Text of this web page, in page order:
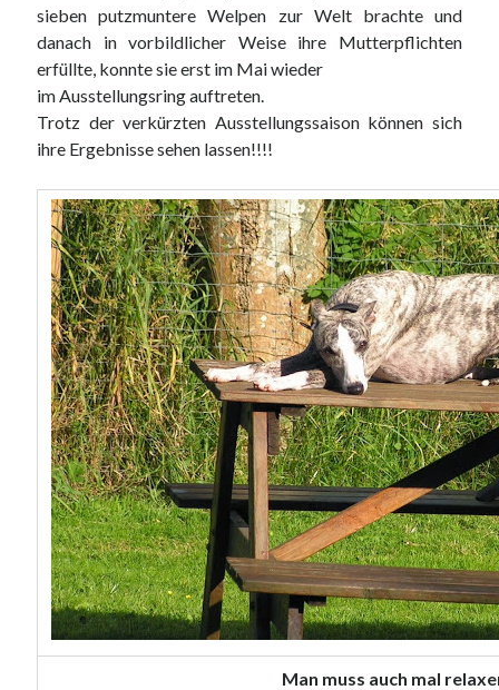
sieben putzmuntere Welpen zur Welt brachte und
danach in vorbildlicher Weise ihre Mutterpflichten
erfüllte, konnte sie erst im Mai wieder
im Ausstellungsring auftreten.
Trotz der verkürzten Ausstellungssaison können sich
ihre Ergebnisse sehen lassen!!!!
Man muss auch mal